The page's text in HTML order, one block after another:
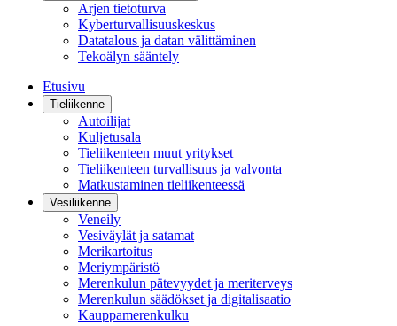
Arjen tietoturva
Kyberturvallisuuskeskus
Datatalous ja datan välittäminen
Tekoälyn sääntely
Etusivu
Tieliikenne
Autoilijat
Kuljetusala
Tieliikenteen muut yritykset
Tieliikenteen turvallisuus ja valvonta
Matkustaminen tieliikenteessä
Vesiliikenne
Veneily
Vesiväylät ja satamat
Merikartoitus
Meriympäristö
Merenkulun pätevyydet ja meriterveys
Merenkulun säädökset ja digitalisaatio
Kauppamerenkulku